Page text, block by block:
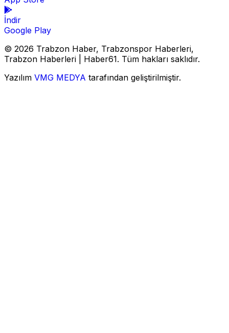
İndir
Google Play
© 2026 Trabzon Haber, Trabzonspor Haberleri,
Trabzon Haberleri | Haber61. Tüm hakları saklıdır.
Yazılım VMG MEDYA tarafından geliştirilmiştir.